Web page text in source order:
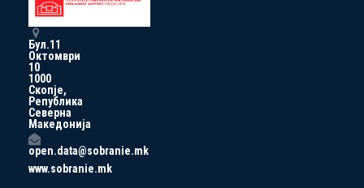
Бул.11
Октомври
10
1000
Скопје,
Република
Северна
Македонија
open.data@sobranie.mk
www.sobranie.mk